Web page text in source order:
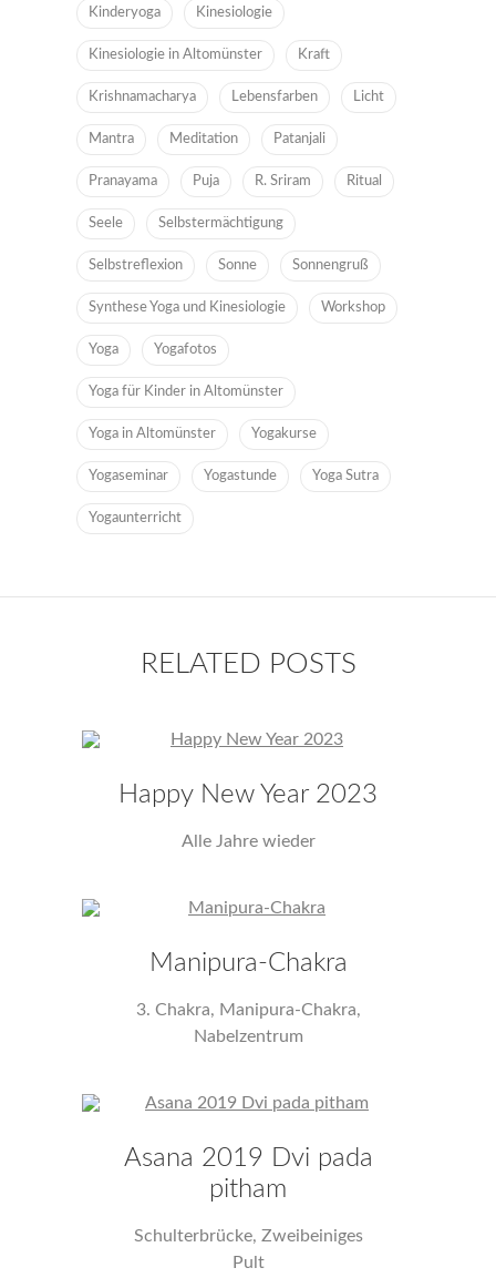
Kinderyoga Kinesiologie
Kinesiologie in Altomünster Kraft
Krishnamacharya Lebensfarben Licht
Mantra Meditation Patanjali
Pranayama Puja R. Sriram Ritual
Seele Selbstermächtigung
Selbstreflexion Sonne Sonnengruß
Synthese Yoga und Kinesiologie Workshop
Yoga Yogafotos
Yoga für Kinder in Altomünster
Yoga in Altomünster Yogakurse
Yogaseminar Yogastunde Yoga Sutra
Yogaunterricht
RELATED POSTS
Happy New Year 2023
Alle Jahre wieder
Manipura-Chakra
3. Chakra, Manipura-Chakra,
Nabelzentrum
Asana 2019 Dvi pada
pitham
Schulterbrücke, Zweibeiniges
Pult